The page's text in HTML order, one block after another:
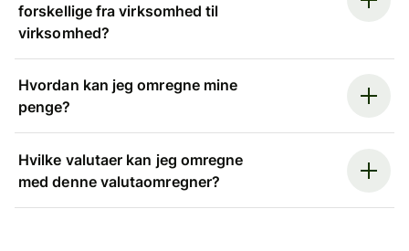
forskellige fra virksomhed til
virksomhed?
Hvordan kan jeg omregne mine
penge?
Hvilke valutaer kan jeg omregne
med denne valutaomregner?